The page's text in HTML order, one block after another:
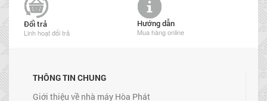
Đổi trả
Linh hoạt đổi trả
Hướng dẫn
Mua hàng online
THÔNG TIN CHUNG
Giới thiệu về nhà máy Hòa Phát